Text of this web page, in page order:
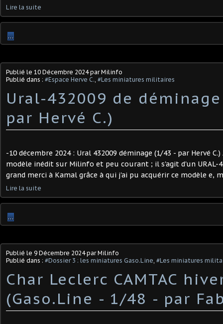
Lire la suite
…
Publié le 10 Décembre 2024par Milinfo
Publié dans : #Espace Herve C., #Les miniatures militaires
Ural-432009 de
par Hervé C.)
-10 décembre 2024 : Ural 432009 déminage (1/43 - par Hervé
modèle inédit sur Milinfo et peu courant ; il s'agit d'un URAL-
grand merci à Kamal grâce à qui j'ai pu acquérir ce modèle e,
Lire la suite
…
Publié le 9 Décembre 2024par Milinfo
Publié dans : #Dossier 3 : les miniatures Gaso.Line, #Les miniatures
Char Leclerc CAMTAC
(Gaso.Line - 1/48 - par